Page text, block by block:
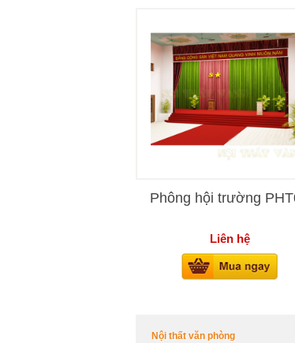
Phông hội trường
Liên hệ
Nội thất văn phòng